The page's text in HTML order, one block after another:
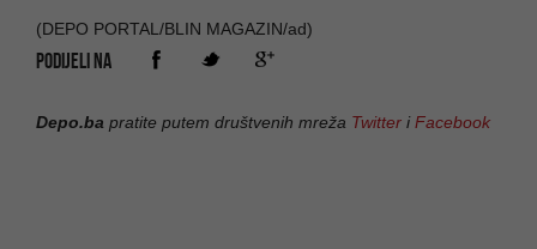
(DEPO PORTAL/BLIN MAGAZIN/ad)
PODIJELI NA
Depo.ba pratite putem društvenih mreža Twitter iFacebook